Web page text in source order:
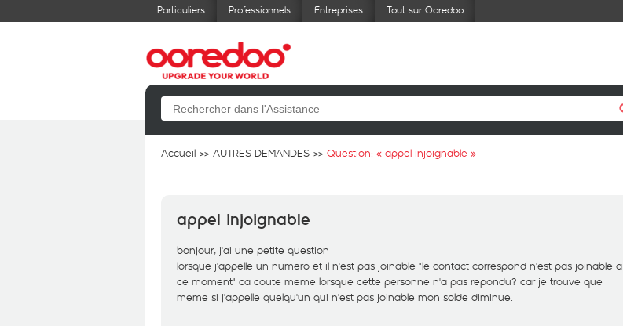
Particuliers Professionnels Entreprises Tout sur Ooredoo
Accueil AUTRES DEMANDES Question: « appel injoignable »
appel injoignable
bonjour, j'ai une petite question
lorsque j'appelle un numero et il n'est pas joinable "le contact correspond n'est pas joinable a
ce moment" ca coute meme lorsque cette personne n'a pas repondu? car je trouve que
meme si j'appelle quelqu'un qui n'est pas joinable mon solde diminue.